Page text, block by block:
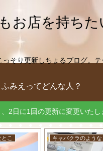
お店を持ちた
そり更新しちょるブログ。
ふみえってどんな人？
2日に1回の更新に変更いたし
こ キャバクラのような